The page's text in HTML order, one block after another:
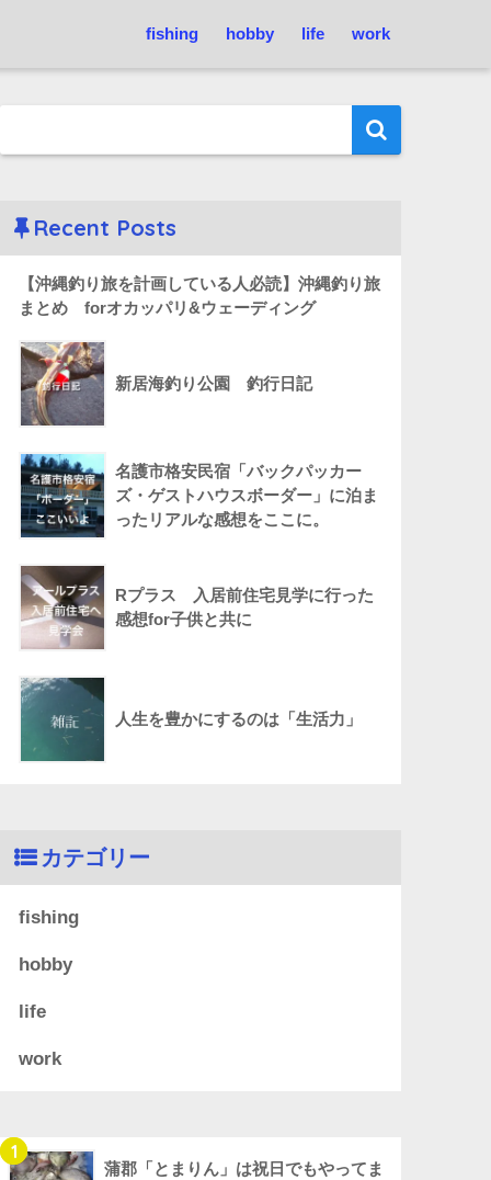
fishing hobby life work
Recent Posts
【沖縄釣り旅を計画している人必読】沖縄釣り旅
まとめ forオカッパリ&ウェーディング
新居海釣り公園 釣行日記
名護市格安民宿「バックパッカー
ズ・ゲストハウスボーダー」に泊ま
ったリアルな感想をここに。
Rプラス 入居前住宅見学に行った
感想for子供と共に
人生を豊かにするのは「生活力」
カテゴリー
fishing
hobby
life
work
1
蒲郡「とまりん」は祝日でもやってま